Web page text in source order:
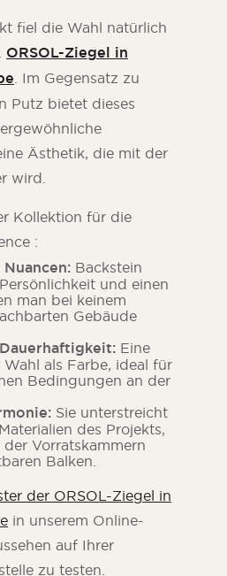
fiel die Wahl natürlich
ORSOL-Ziegel in
. Im Gegensatz zu
Putz bietet dieses
Ästhetik, die mit der
wird.
Kollektion für die
:
Backstein
und einen
man bei keinem
Gebäude
Eine
als Farbe, ideal für
Bedingungen an der
Sie unterstreicht
des Projekts,
Vorratskammern
Balken.
der ORSOL-Ziegel in
in unserem Online-
auf Ihrer
zu testen.